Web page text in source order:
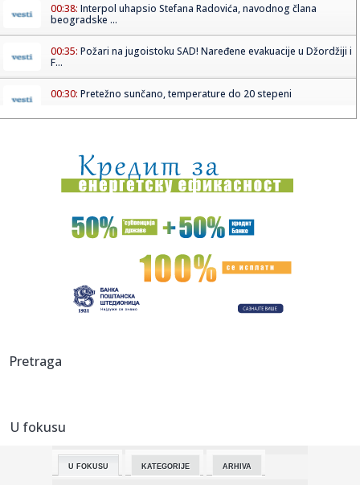
00:38: Interpol uhapsio Stefana Radovića, navodnog člana
beogradske ...
00:35: Požari na jugoistoku SAD! Naređene evakuacije u Džordžiji i
F...
00:30: Pretežno sunčano, temperature do 20 stepeni
00:23:U Evropi dramatično raste prodaja električnih automobila
00:16:Bioskopski repertoari, 23-29. april 2026.
Planeta na ivici: Hrana nestaje, milijardu ljudi ugroženo
00:15:Novi Pazar upao u krizu – četvrti uzastopni poraz
ovoga puta p...
23:37:
23:36: Smart #6 EHD
Pretraga
U fokusu
U FOKUSU KATEGORIJE ARHIVA